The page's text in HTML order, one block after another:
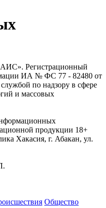
Регистрационный
ИА № ФС 77 - 82480 от
по надзору в сфере
и массовых
продукции 18+
Хакасия, г. Абакан, ул.
Общество